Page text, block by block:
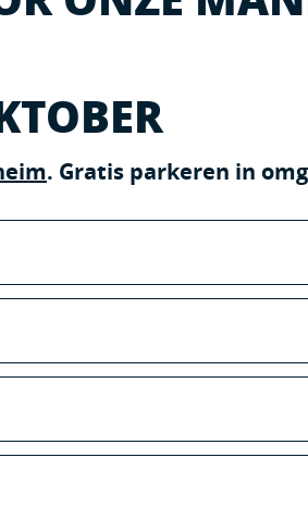
. Gratis parkeren in